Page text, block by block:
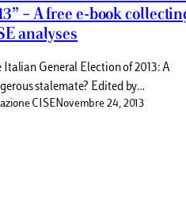
– A free e-book
analyses
Italian General Election of 2013: A
stalemate? Edited by…
CISENovembre 24, 2013